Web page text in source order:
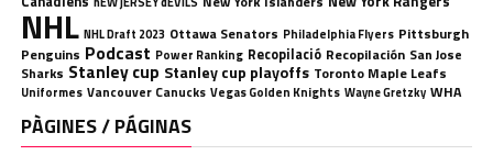
NHL NHL Draft 2023 Ottawa Senators Philadelphia Flyers Pittsburgh
Penguins Podcast Power Ranking Recopilació Recopilación San Jose
Sharks Stanley cup Stanley cup playoffs Toronto Maple Leafs
Uniformes Vancouver Canucks Vegas Golden Knights Wayne Gretzky WHA
PÀGINES / PÁGINAS